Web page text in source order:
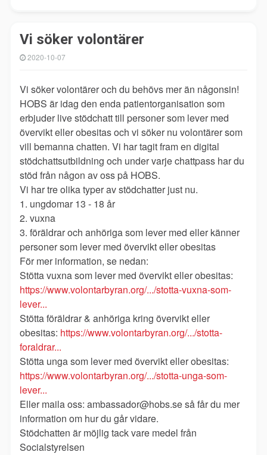
Vi söker volontärer
2020-10-07
Vi söker volontärer och du behövs mer än någonsin!
HOBS är idag den enda patientorganisation som
erbjuder live stödchatt till personer som lever med
övervikt eller obesitas och vi söker nu volontärer som
vill bemanna chatten. Vi har tagit fram en digital
stödchattsutbildning och under varje chattpass har du
stöd från någon av oss på HOBS.
Vi har tre olika typer av stödchatter just nu.
1. ungdomar 13 - 18 år
2. vuxna
3. föräldrar och anhöriga som lever med eller känner
personer som lever med övervikt eller obesitas
För mer information, se nedan:
Stötta vuxna som lever med övervikt eller obesitas:
https://www.volontarbyran.org/.../stotta-vuxna-som-
lever...
Stötta föräldrar & anhöriga kring övervikt eller
obesitas: https://www.volontarbyran.org/.../stotta-
foraldrar...
Stötta unga som lever med övervikt eller obesitas:
https://www.volontarbyran.org/.../stotta-unga-som-
lever...
Eller maila oss: ambassador@hobs.se så får du mer
information om hur du går vidare.
Stödchatten är möjlig tack vare medel från
Socialstyrelsen